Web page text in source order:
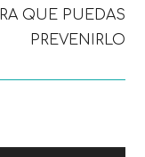
QUE PUEDAS
PREVENIRLO